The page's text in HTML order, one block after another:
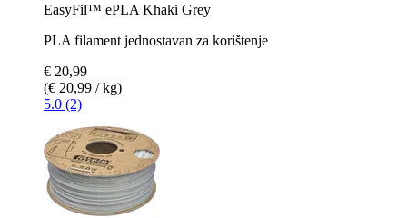
EasyFil™ ePLA Khaki Grey
PLA filament jednostavan za korištenje
€ 20,99
(€ 20,99 / kg)
5.0 (2)